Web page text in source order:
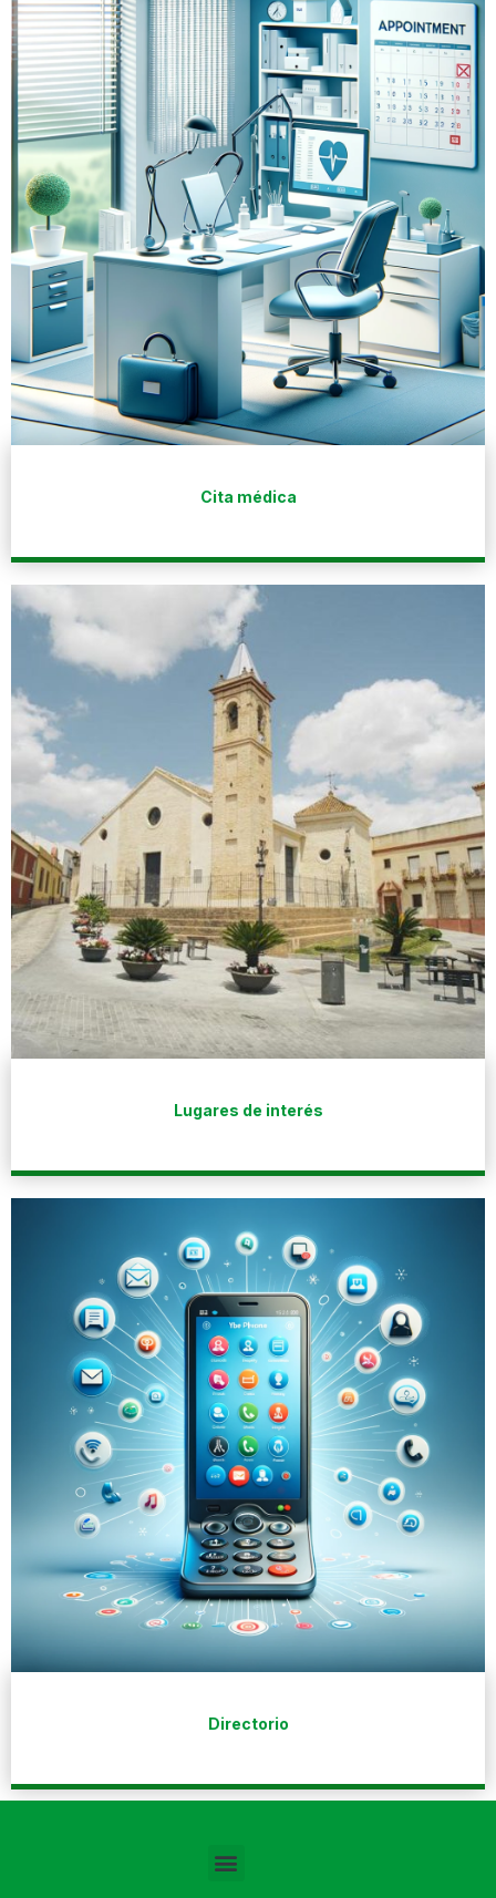
Cita médica
Lugares de interés
Directorio